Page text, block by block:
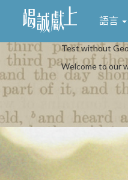
語言
Test without
Welcome to our